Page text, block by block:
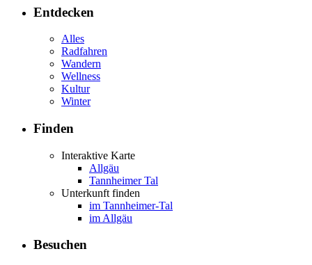
Entdecken
Alles
Radfahren
Wandern
Wellness
Kultur
Winter
Finden
Interaktive Karte
Allgäu
Tannheimer Tal
Unterkunft finden
im Tannheimer-Tal
im Allgäu
Besuchen